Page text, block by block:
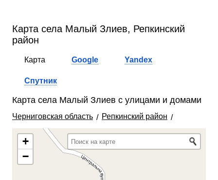
Карта села Малый Злиев, Репкинский
район
Карта Google Yandex
Спутник
Карта села Малый Злиев с улицами и домами
Черниговская область Репкинский район
+
−